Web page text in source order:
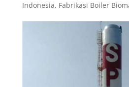
Indonesia, Fabrikasi Boiler